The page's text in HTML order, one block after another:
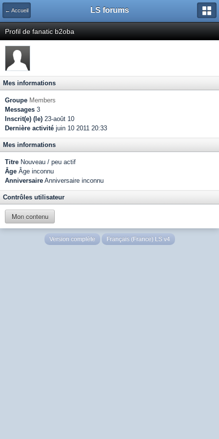
← Accueil LS forums
Profil de fanatic b2oba
Mes informations
Groupe Members
Messages 3
Inscrit(e) (le) 23-août 10
Dernière activité juin 10 2011 20:33
Mes informations
Titre Nouveau / peu actif
Âge Âge inconnu
Anniversaire Anniversaire inconnu
Contrôles utilisateur
Mon contenu
Version complète Français (France) LS v4